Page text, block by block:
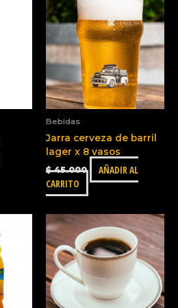
Bebidas
Jarra cerveza de barril
lager x 8 vasos
$45.000
AÑADIR AL
CARRITO